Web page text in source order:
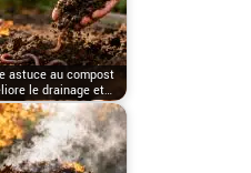
astuce au compost
le drainage et…